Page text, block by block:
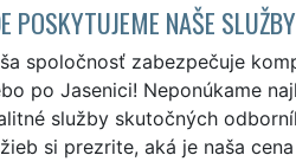
POSKYTUJEME NAŠE SLUŽBY
spoločnosť zabezpečuje
po Jasenici! Neponúkame
služby skutočných
si prezrite, aká je naša